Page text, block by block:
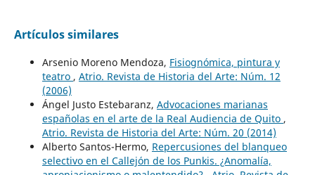
Artículos similares
Arsenio Moreno Mendoza, Fisiognómica, pintura y
teatro , Atrio. Revista de Historia del Arte: Núm. 12
(2006)
Ángel Justo Estebaranz, Advocaciones marianas
españolas en el arte de la Real Audiencia de Quito ,
Atrio. Revista de Historia del Arte: Núm. 20 (2014)
Alberto Santos-Hermo, Repercusiones del blanqueo
selectivo en el Callejón de los Punkis. ¿Anomalía,